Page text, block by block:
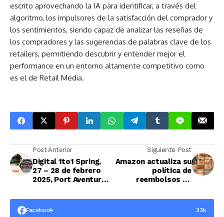
escrito aprovechando la IA para identificar, a través del
algoritmo, los impulsores de la satisfacción del comprador y
los sentimientos, siendo capaz de analizar las reseñas de
los compradores y las sugerencias de palabras clave de los
retailers, permitiendo descubrir y entender mejor el
performance en un entorno altamente competitivo como
es el de Retail Media.
Post Anterior
Digital 1to1 Spring,
27 – 28 de febrero
2025, Port Aventura
Siguiente Post
Amazon actualiza su
política de
reembolsos de
Facebook 23k